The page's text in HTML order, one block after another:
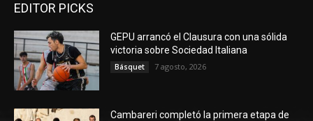
EDITOR PICKS
GEPU arrancó el Clausura con una sólida
victoria sobre Sociedad Italiana
Básquet 7 agosto, 2026
Cambareri completó la primera etapa de